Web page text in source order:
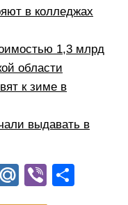
в колледжах
1,3 млрд
области
к зиме в
выдавать в
M Vi